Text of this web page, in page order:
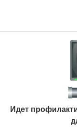
Идет